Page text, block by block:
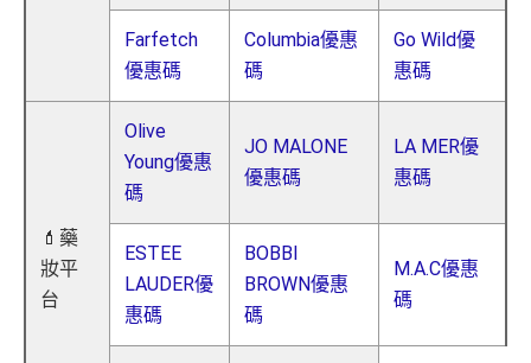
Farfetch
優惠碼
Columbia優惠
碼
Go Wild優
惠碼
💄藥
妝平
台
Olive
Young優惠
碼
JO MALONE
優惠碼
LA MER優
惠碼
ESTEE
LAUDER優
惠碼
BOBBI
BROWN優惠
碼
M.A.C優惠
碼